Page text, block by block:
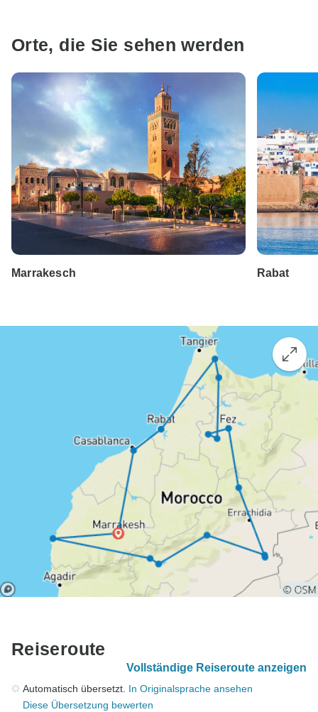
Orte, die Sie sehen werden
Marrakesch Rabat
Reiseroute
Vollständige Reiseroute anzeigen
Automatisch übersetzt. In Originalsprache ansehen
Diese Übersetzung bewerten